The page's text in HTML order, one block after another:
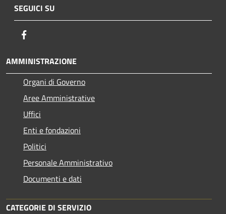
SEGUICI SU
AMMINISTRAZIONE
Organi di Governo
Aree Amministrative
Uffici
Enti e fondazioni
Politici
Personale Amministrativo
Documenti e dati
CATEGORIE DI SERVIZIO